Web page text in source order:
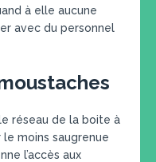
à elle aucune
avec du personnel
réseau de la boite à
moins saugrenue
l’accès aux